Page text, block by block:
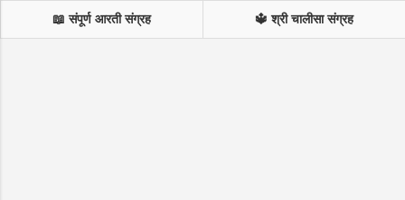
📖 संपूर्ण आरती संग्रह 🔱 श्री चालीसा संग्रह